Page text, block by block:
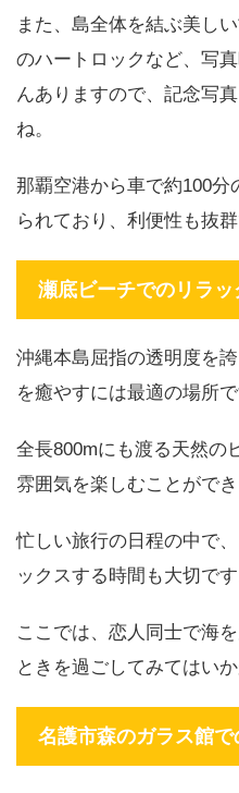
また、島全体を結ぶ美し
のハートロックなど、写
んありますので、記念写
ね。
那覇空港から車で約100分
られており、利便性も抜群
瀬底ビーチでのリラッ
沖縄本島屈指の透明度を
を癒やすには最適の場所で
全長800mにも渡る天然の
雰囲気を楽しむことができ
忙しい旅行の日程の中で
ックスする時間も大切です
ここでは、恋人同士で海
ときを過ごしてみてはいか
名護市森のガラス館で